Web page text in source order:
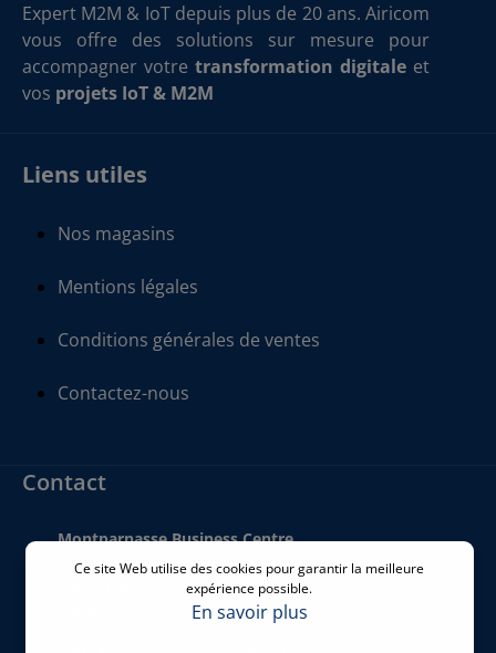
Expert M2M & IoT depuis plus de 20 ans. Airicom
vous offre des solutions sur mesure pour
accompagner votre transformation digitale et
vos projets IoT & M2M
Liens utiles
Nos magasins
Mentions légales
Conditions générales de ventes
Contactez-nous
Contact
Montparnasse Business Centre
140 bis Rue de Rennes
Ce site Web utilise des cookies pour garantir la meilleure
expérience possible.
En savoir plus